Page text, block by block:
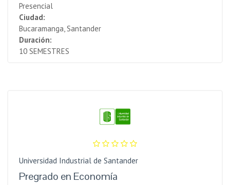
Presencial
Ciudad:
Bucaramanga, Santander
Duración:
10 SEMESTRES
Universidad Industrial de Santander
Pregrado en Economía